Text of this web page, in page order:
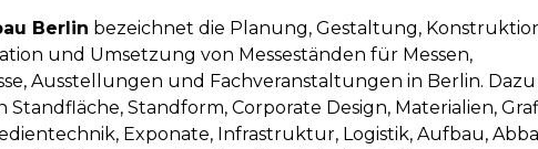
Berlin bezeichnet die Planung, Gestaltung,
und Umsetzung von Messeständen für Messen,
Ausstellungen und Fachveranstaltungen in Berlin. Dazu
Standfläche, Standform, Corporate Design, Materialien,
Exponate, Infrastruktur, Logistik, Aufbau,